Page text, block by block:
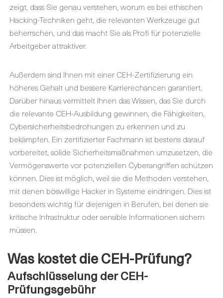
zeigt, dass Sie genau verstehen, worum es bei ethischen
Hacking-Techniken geht, die relevanten Werkzeuge gut
beherrschen, und das macht Sie als Profi für potenzielle
Arbeitgeber attraktiver.
Außerdem sind Ihnen mit einer CEH-Zertifizierung ein
höheres Gehalt und bessere Karrierechancen garantiert.
Darüber hinaus vermittelt Ihnen das Wissen, das Sie durch
die relevante CEH-Ausbildung gewinnen, die Fähigkeiten,
Cybersicherheitsbedrohungen zu erkennen und zu
bekämpfen. Ein zertifizierter Fachmann ist bestens darauf
vorbereitet, solide Sicherheitsmaßnahmen umzusetzen, die
Vermögenswerte vor potenziellen Cyberangriffen schützen
können. Dies ist möglich, weil sie die Methoden verstehen,
mit denen böswillige Hacker in Systeme eindringen. Dies ist
besonders wichtig für diejenigen in Berufen, bei denen sie
kritische Infrastruktur oder sensible Informationen sichern
müssen.
Waskostet dieCEH-Prüfung?
Aufschlüsselung der CEH-
Prüfungsgebühr